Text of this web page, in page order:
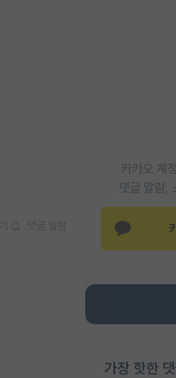
카카오 계
댓글 알람,
가장 핫한